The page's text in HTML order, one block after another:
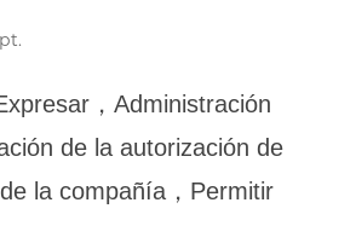
，Administración
de la autorización de
la compañía，Permitir